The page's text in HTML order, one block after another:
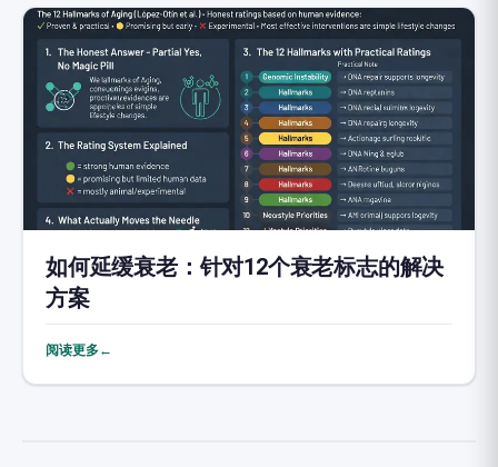
如何延缓衰老：针对12个衰老标志的解决
方案
阅读更多←